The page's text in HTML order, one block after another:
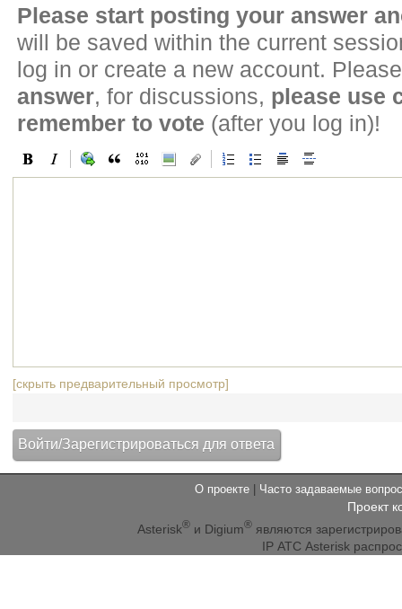
Please start posting your answer
will be saved within the current
log in or create a new account.
answer, for discussions, please use
remember to vote (after you log in)!
[скрыть предварительный просмотр]
О проекте Часто задаваемые
Проект
Asterisk® и Digium® являются
IP АТС Asterisk